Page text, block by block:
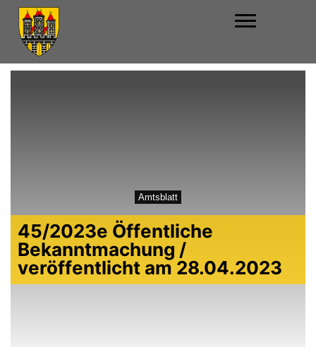
Amtsblatt
45/2023e Öffentliche
Bekanntmachung /
veröffentlicht am 28.04.2023